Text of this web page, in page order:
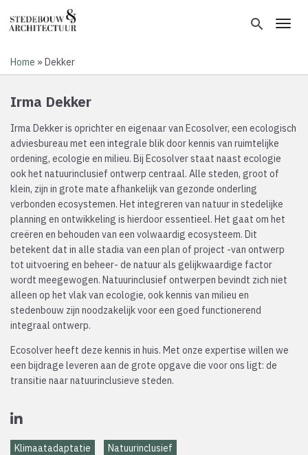
en
naar
inhoud
gaan
search
Home Dekker
Irma Dekker
Irma Dekker is oprichter en eigenaar van Ecosolver, een ecologisch
adviesbureau met een integrale blik door kennis van ruimtelijke
ordening, ecologie en milieu. Bij Ecosolver staat naast ecologie
ook het natuurinclusief ontwerp centraal. Alle steden, groot of
klein, zijn in grote mate afhankelijk van gezonde onderling
verbonden ecosystemen. Het integreren van natuur in stedelijke
planning en ontwikkeling is hierdoor essentieel. Het gaat om het
creëren en behouden van een volwaardig ecosysteem. Dit
betekent dat in alle stadia van een plan of project -van ontwerp
tot uitvoering en beheer- de natuur als gelijkwaardige factor
wordt meegewogen. Natuurinclusief ontwerpen bevindt zich niet
alleen op het vlak van ecologie, ook kennis van milieu en
stedenbouw zijn noodzakelijk voor een goed functionerend
integraal ontwerp.
Ecosolver heeft deze kennis in huis. Met onze expertise willen we
een bijdrage leveren aan de grote opgave die voor ons ligt: de
transitie naar natuurinclusieve steden.
Klimaatadaptatie Natuurinclusief